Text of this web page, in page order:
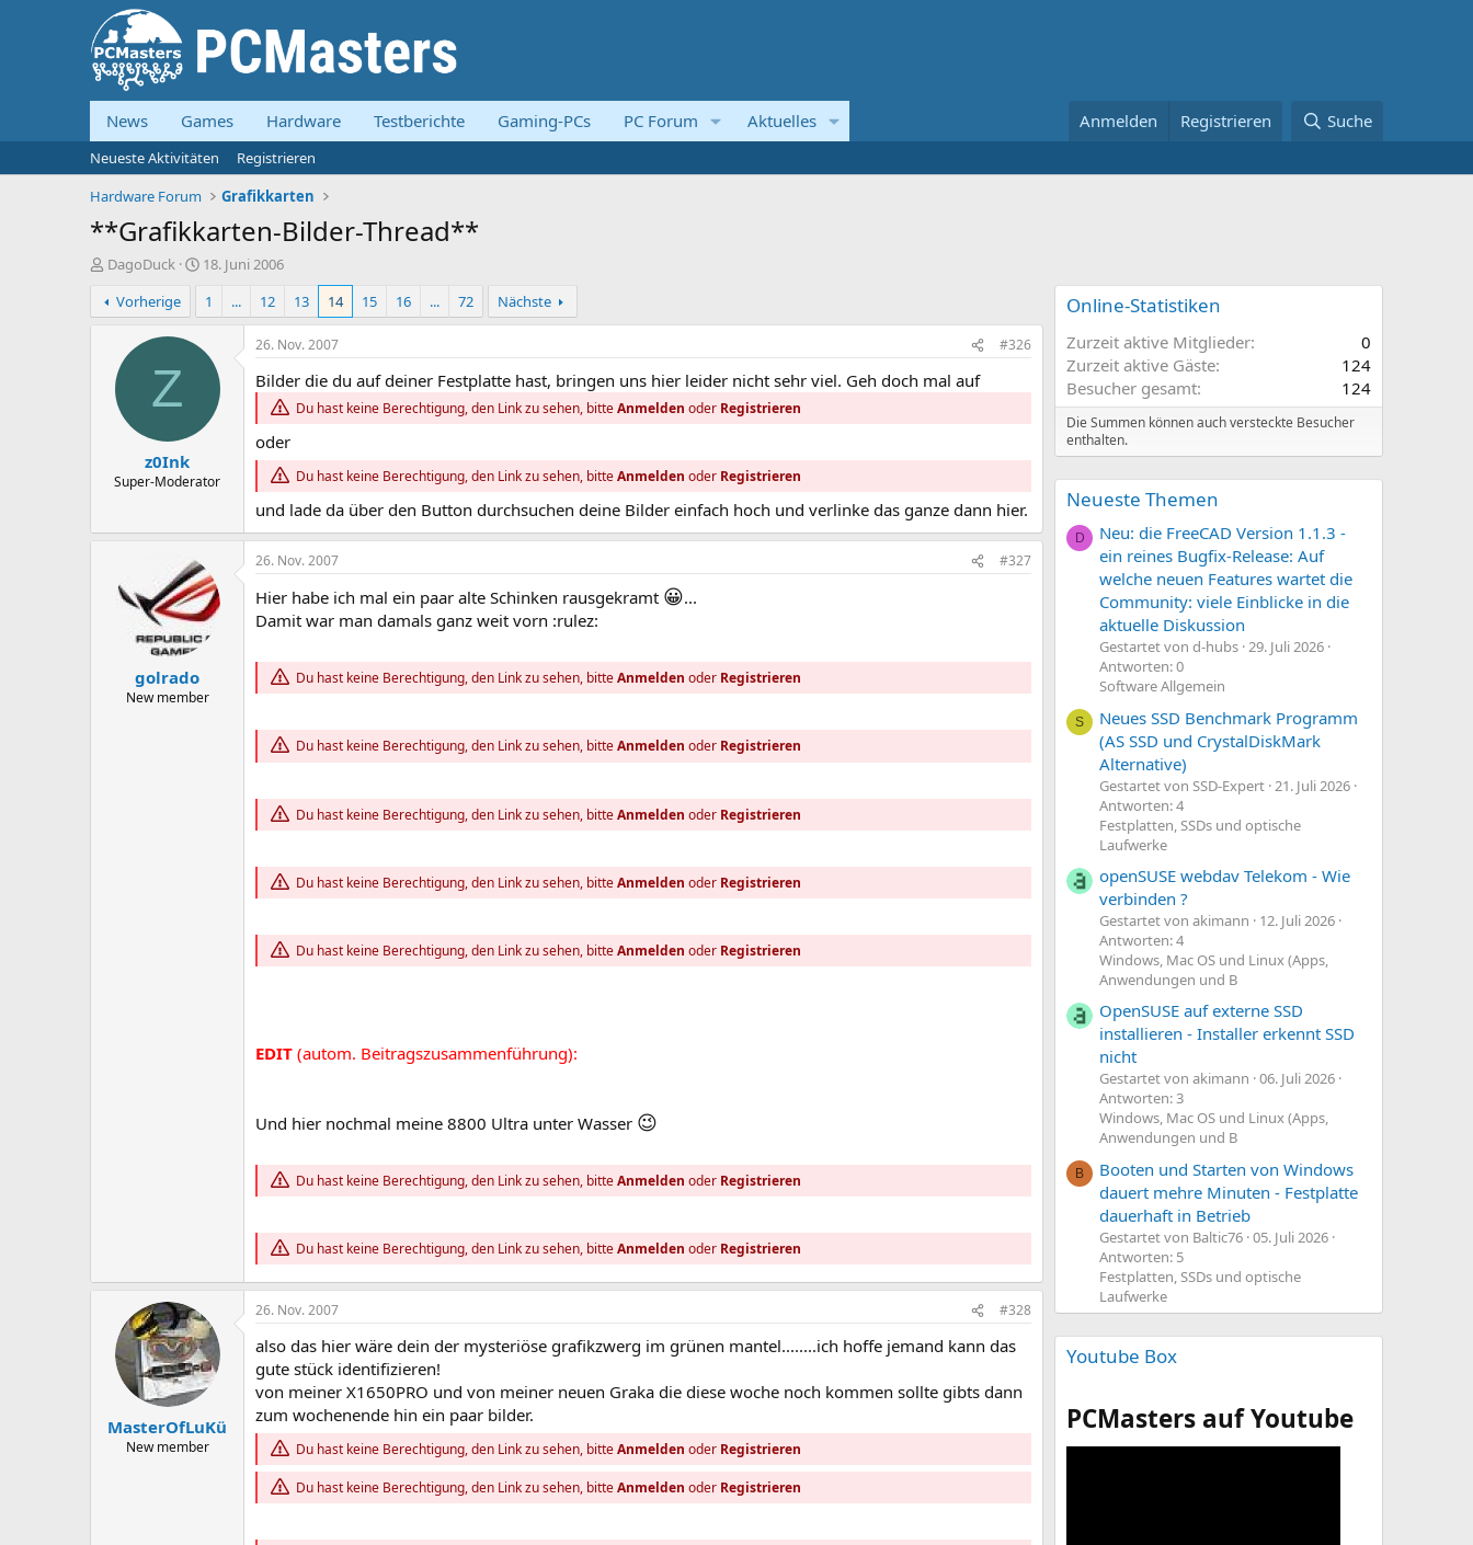
News Games Hardware Testberichte Gaming-PCs PC Forum Aktuelles Anmelden Registrieren Suche
Neueste Aktivitäten
Registrieren
Hardware Forum
Grafikkarten
**Grafikkarten-Bilder-Thread**
E
s
t
DagoDuck
E
s
t
a
18. Juni 2006
Vorherige
1 ... 12 13 14 15 16 ... 72 Nächste
Z
z0Ink
Super-Moderator
26. Nov. 2007 #326
Bilder die du auf deiner Festplatte hast, bringen uns hier leider nicht sehr viel. Geh doch mal auf
Du hast keine Berechtigung, den Link zu sehen, bitteAnmelden oder Registrieren
oder
Du hast keine Berechtigung, den Link zu sehen, bitteAnmelden oder Registrieren
und lade da über den Button durchsuchen deine Bilder einfach hoch und verlinke das ganze dann hier.
golrado
New member
26. Nov. 2007 #327
Hier habe ich mal ein paar alte Schinken rausgekramt 😀...
Damit war man damals ganz weit vorn :rulez:
Du hast keine Berechtigung, den Link zu sehen, bitteAnmelden oder Registrieren
Du hast keine Berechtigung, den Link zu sehen, bitteAnmelden oder Registrieren
Du hast keine Berechtigung, den Link zu sehen, bitteAnmelden oder Registrieren
Du hast keine Berechtigung, den Link zu sehen, bitteAnmelden oder Registrieren
Du hast keine Berechtigung, den Link zu sehen, bitteAnmelden oder Registrieren
EDIT (autom. Beitragszusammenführung):
Und hier nochmal meine 8800 Ultra unter Wasser 😉
Du hast keine Berechtigung, den Link zu sehen, bitteAnmelden oder Registrieren
Du hast keine Berechtigung, den Link zu sehen, bitteAnmelden oder Registrieren
MasterOfLuKü
New member
26. Nov. 2007 #328
also das hier wäre dein der mysteriöse grafikzwerg im grünen mantel........ich hoffe jemand kann das
gute stück identifizieren!
von meiner X1650PRO und von meiner neuen Graka die diese woche noch kommen sollte gibts dann
zum wochenende hin ein paar bilder.
Du hast keine Berechtigung, den Link zu sehen, bitteAnmelden oder Registrieren
Du hast keine Berechtigung, den Link zu sehen, bitteAnmelden oder Registrieren
Online-Statistiken
Zurzeit aktive Mitglieder
0
Zurzeit aktive Gäste
124
Besucher gesamt
124
Die Summen können auch versteckte Besucher
enthalten.
Neueste Themen
D
Neu: die FreeCAD Version 1.1.3 -
ein reines Bugfix-Release: Auf
welche neuen Features wartet die
Community: viele Einblicke in die
aktuelle Diskussion
Gestartet von d-hubs 29. Juli 2026
Antworten: 0
Software Allgemein
S
Neues SSD Benchmark Programm
(AS SSD und CrystalDiskMark
Alternative)
Gestartet von SSD-Expert 21. Juli 2026
Antworten: 4
Festplatten, SSDs und optische
Laufwerke
openSUSE webdav Telekom - Wie
verbinden ?
Gestartet von akimann
12. Juli 2026
Antworten: 4
Windows, Mac OS und Linux (Apps,
Anwendungen und B
OpenSUSE auf externe SSD
installieren - Installer erkennt SSD
nicht
Gestartet von akimann 06. Juli 2026
Antworten: 3
Windows, Mac OS und Linux (Apps,
Anwendungen und B
B
Booten und Starten von Windows
dauert mehre Minuten - Festplatte
dauerhaft in Betrieb
Gestartet von Baltic76 05. Juli 2026
Antworten: 5
Festplatten, SSDs und optische
Laufwerke
Youtube Box
PCMasters auf Youtube